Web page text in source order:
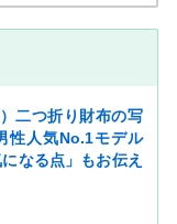
二つ折り財布の写
性人気No.1モデル
なる点」もお伝え